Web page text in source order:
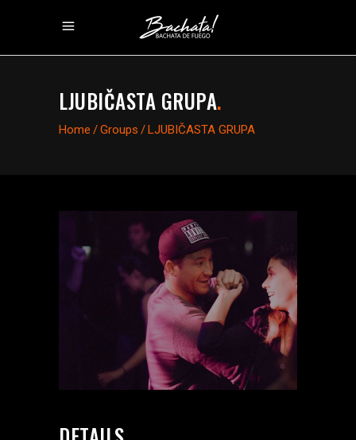
LJUBIČASTA GRUPA.
Home /Groups /LJUBIČASTA GRUPA